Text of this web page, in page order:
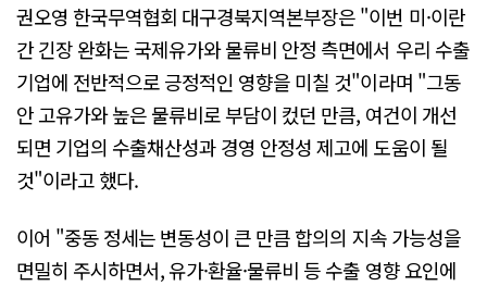
권오영 한국무역협회 대구경북지역본부장은 "이번 미·이란
간 긴장 완화는 국제유가와 물류비 안정 측면에서 우리 수출
기업에 전반적으로 긍정적인 영향을 미칠 것"이라며 "그동
안 고유가와 높은 물류비로 부담이 컸던 만큼, 여건이 개선
되면 기업의 수출채산성과 경영 안정성 제고에 도움이 될
것"이라고 했다.
이어 "중동 정세는 변동성이 큰 만큼 합의의 지속 가능성을
면밀히 주시하면서, 유가·환율·물류비 등 수출 영향 요인에